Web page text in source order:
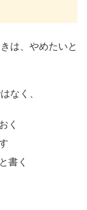
は、やめたいと
なく、
く
書く